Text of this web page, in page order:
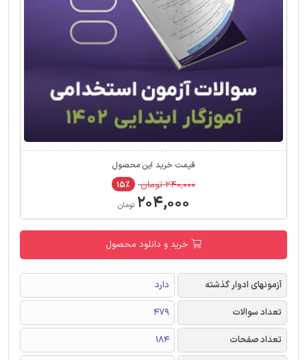
قیمت خرید این محصول
۲۴۰,۰۰۰ تومان ۱۵٪
۲۰۴,۰۰۰ تومان
خرید و دانلود محصول
آزمونهای ادوار گذشته
دارد
تعداد سوالات
479
تعداد صفحات
184